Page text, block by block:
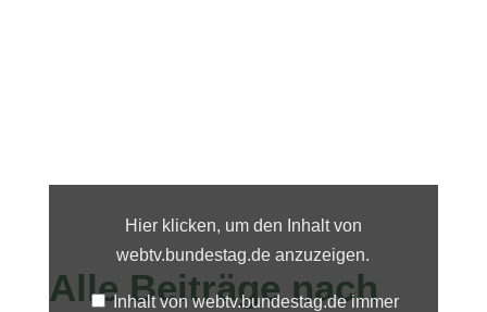
webtv.bundestag.deHier klicken, um den Inhalt von
webtv.bundestag.de anzuzeigen.
Inhalt von webtv.bundestag.de immer
Alle Beiträge nach